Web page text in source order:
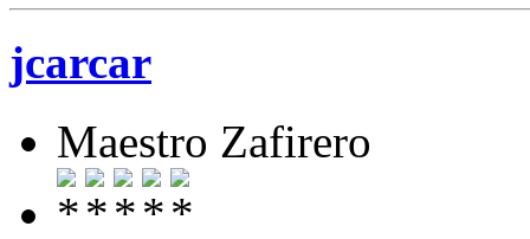
jcarcar
Maestro Zafirero